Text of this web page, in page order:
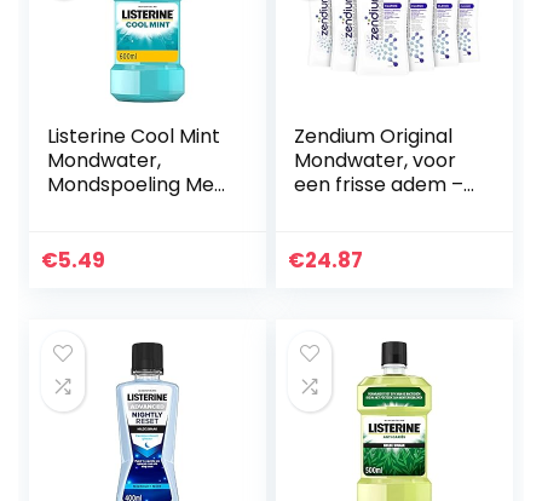
Listerine Cool Mint
Mondwater,
Mondspoeling Met
Bestrijdt
€5.49
Zendium Original
Mondwater, voor
een frisse adem –
€24.87